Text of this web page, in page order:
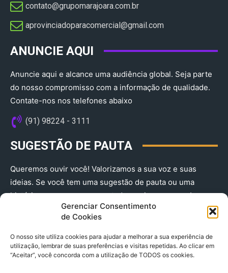
Gerenciar Consentimento
de Cookies
O nosso site utiliza cookies para ajudar a melhorar a sua experiência de
utilização, lembrar de suas preferências e visitas repetidas. Ao clicar em
“Aceitar”, você concorda com a utilização de TODOS os cookies.
contato@grupomarajoara.com.br
aprovinciadoparacomercial@gmail.com​
ANUNCIE AQUI
Anuncie aqui e alcance uma audiência global. Seja parte
do nosso compromisso com a informação de qualidade.
Contate-nos nos telefones abaixo
(91) 98224 - 3111
SUGESTÃO DE PAUTA
Queremos ouvir você! Valorizamos a sua voz e suas
ideias. Se você tem uma sugestão de pauta ou uma
história que merece ser contada, envie-nos agora!
(91) 98224 - 3111